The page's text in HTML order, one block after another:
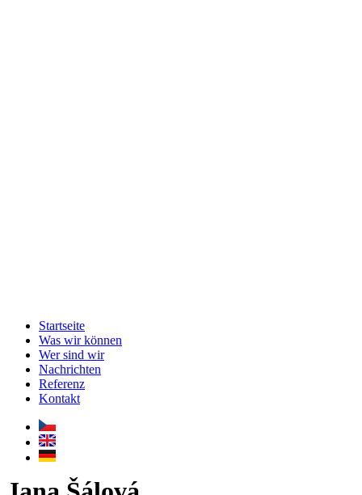
Startseite
Was wir können
Wer sind wir
Nachrichten
Referenz
Kontakt